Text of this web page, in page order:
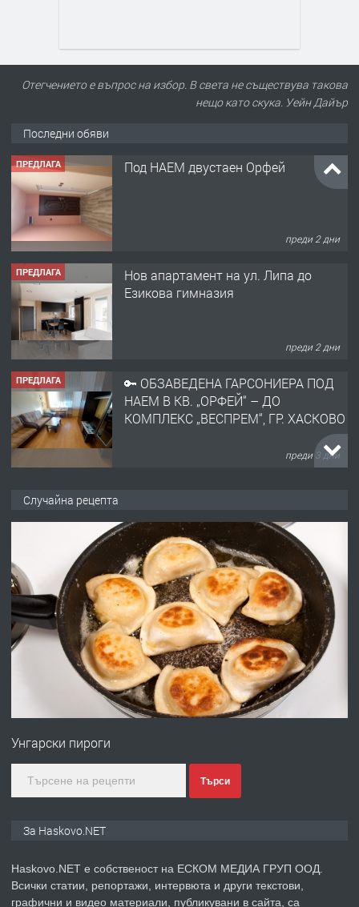
Отегчението е въпрос на избор. В света не съществува такова
нещо като скука. Уейн Дайър
Последни обяви
ПРЕДЛАГА Под НАЕМ двустаен Орфей
преди 2 дни
ПРЕДЛАГА
Нов апартамент на ул. Липа до
Езикова гимназия
преди 2 дни
ПРЕДЛАГА
🔑 ОБЗАВЕДЕНА ГАРСОНИЕРА ПОД
НАЕМ В КВ. „ОРФЕЙ“ – ДО
КОМПЛЕКС „ВЕСПРЕМ“, ГР. ХАСКОВО
преди 3 дни
АПАРТАМЕНТ В ЦЕНТЪРА НА ГР.
ХАСКОВО
преди 4 дни
ПРЕДЛАГА Давам гараж под наем
преди 4 дни
№4120 Магазин/Офис под наем в кв.
преди 5 дни
Случайна рецепта
Унгарски пироги
Търси
За Haskovo.NET
Haskovo.NET е собственост на ЕСКОМ МЕДИА ГРУП ООД.
Всички статии, репортажи, интервюта и други текстови,
графични и видео материали, публикувани в сайта, са